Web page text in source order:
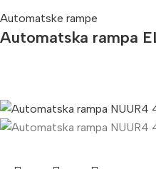
Automatske rampe
Automatska rampa